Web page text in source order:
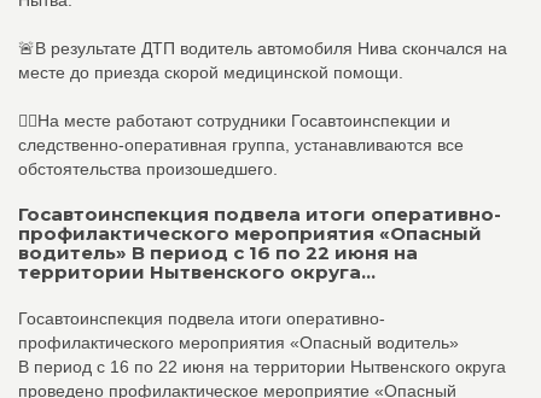
🚨В результате ДТП водитель автомобиля Нива скончался на
месте до приезда скорой медицинской помощи.
👮‍♀️На месте работают сотрудники Госавтоинспекции и
следственно-оперативная группа, устанавливаются все
обстоятельства произошедшего.
Госавтоинспекция подвела итоги оперативно-
профилактического мероприятия «Опасный
водитель» В период с 16 по 22 июня на
территории Нытвенского округа...
Госавтоинспекция подвела итоги оперативно-
профилактического мероприятия «Опасный водитель»
В период с 16 по 22 июня на территории Нытвенского округа
проведено профилактическое мероприятие «Опасный